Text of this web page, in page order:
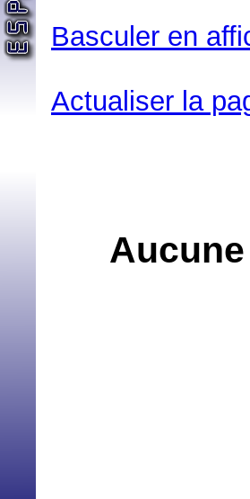
Basculer en
Actualiser la